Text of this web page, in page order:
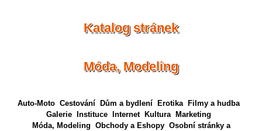
Katalog stránek
Móda, Modeling
Auto-Moto Cestování Dům a bydlení Erotika
Filmy a hudba
Galerie
Instituce Internet Kultura
Marketing
Móda, Modeling Obchody a Eshopy Osobní stránky a